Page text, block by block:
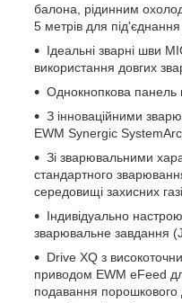
балона, рідинним
5 метрів для
Ідеальні зварні шви
використання довгих
Однокнопкова панель
З інноваційними
EWM Synergic
Зі зварювальними
стандартного
середовищі захисних
Індивідуально
зварювальне завдання
Drive XQ з
приводом EWM eFeed
подавання порошкового